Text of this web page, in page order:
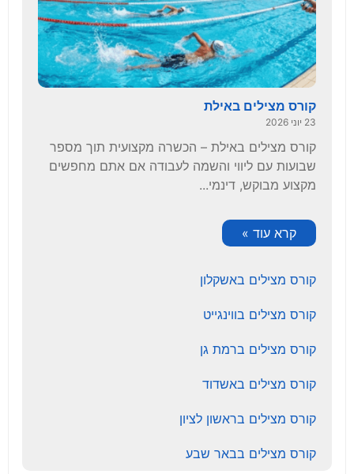
קורס מצילים באילת
23 יוני 2026
קורס מצילים באילת – הכשרה מקצועית תוך מספר
שבועות עם ליווי והשמה לעבודה אם אתם מחפשים
מקצוע מבוקש, דינמי...
קרא עוד »
קורס מצילים באשקלון
קורס מצילים בווינגייט
קורס מצילים ברמת גן
קורס מצילים באשדוד
קורס מצילים בראשון לציון
קורס מצילים בבאר שבע